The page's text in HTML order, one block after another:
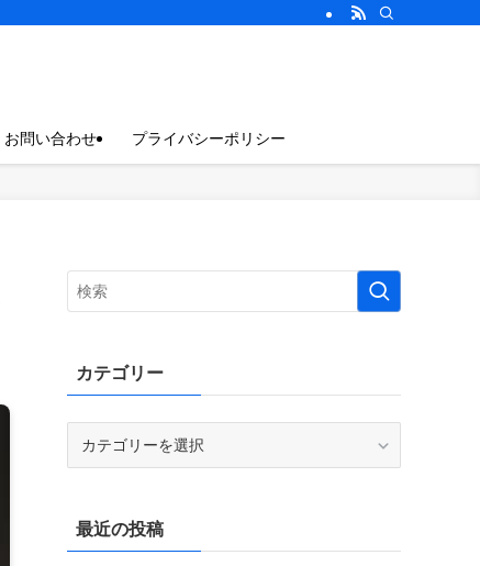
お問い合わせ プライバシーポリシー
カテゴリー
ー最近の投稿